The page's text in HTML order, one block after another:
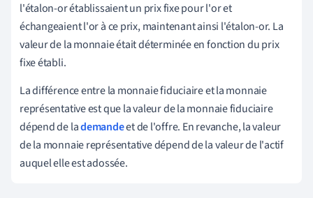
l'étalon-or établissaient un prix fixe pour l'or et
échangeaient l'or à ce prix, maintenant ainsi l'étalon-or. La
valeur de la monnaie était déterminée en fonction du prix
fixe établi.
La différence entre la monnaie fiduciaire et la monnaie
représentative est que la valeur de la monnaie fiduciaire
dépend de lademandeet de l'offre. En revanche, la valeur
de la monnaie représentative dépend de la valeur de l'actif
auquel elle est adossée.